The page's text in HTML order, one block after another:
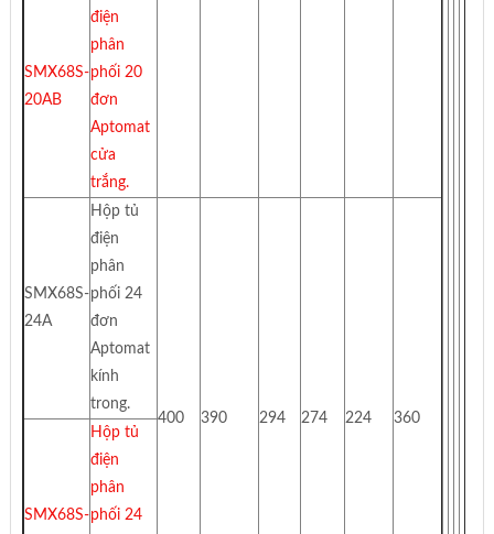
SMX68S-
20AB
điện
phân
phối 20
đơn
Aptomat
cửa
trắng.
SMX68S-
24A
Hộp tủ
điện
phân
phối 24
đơn
Aptomat
kính
trong.
400
390 294 274 224 360
SMX68S-
Hộp tủ
điện
phân
phối 24